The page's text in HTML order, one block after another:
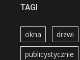
TAGI
okna drzwi
publicystycznie